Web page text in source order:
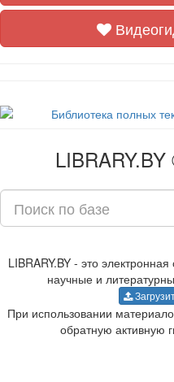
LIBRARY.BY - это
научные и
При использовании
обратную активную